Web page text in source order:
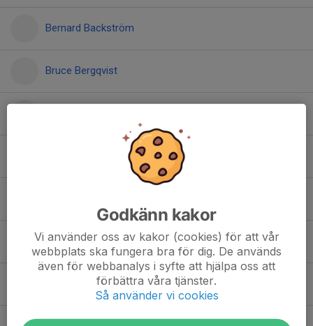
Bernard Backström
Bruce Bergqvist
Elodie Lyckman
Godkänn kakor
Vi använder oss av kakor (cookies) för att vår
webbplats ska fungera bra för dig. De används
även för webbanalys i syfte att hjälpa oss att
förbättra våra tjänster.
Så använder vi cookies